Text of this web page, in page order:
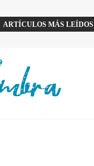
ARTÍCULOS MÁS LEÍDOS